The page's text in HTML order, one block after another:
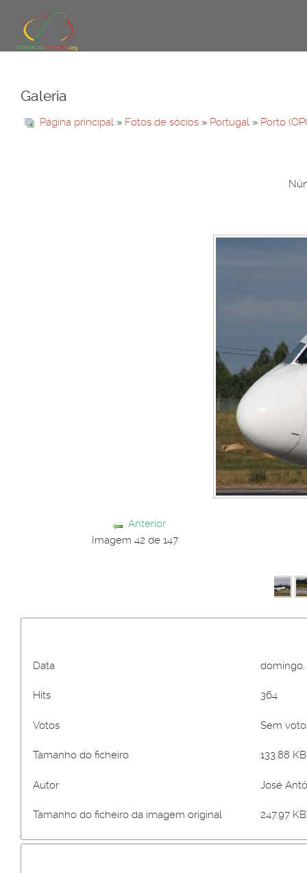
Galeria
Página principal » Fotos de sócios » Portugal » Porto
Anterior
Imagem 42 de 147
Data domingo,
Hits 364
Votos Sem
Tamanho do ficheiro 133.88
Autor José
Tamanho do ficheiro da imagem original 247.97